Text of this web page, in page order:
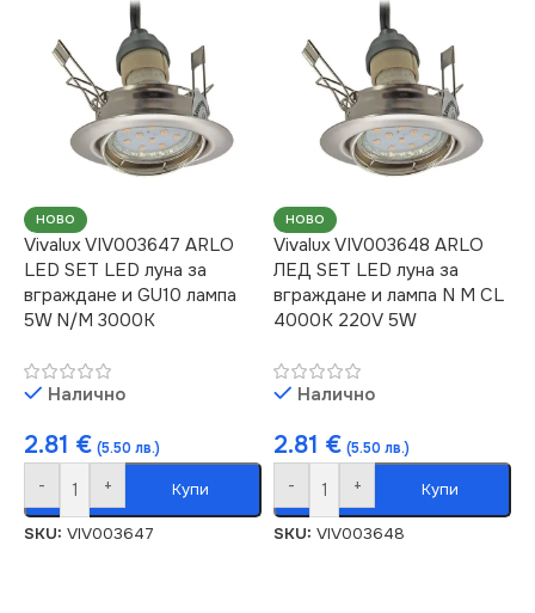
НОВО
Vivalux VIV003647 ARLO
LED SET LED луна за
вграждане и GU10 лампа
5W N/M 3000K
Налично
2.81 € (5.50 лв.)
- + Купи
SKU: VIV003647
НОВО
Vivalux VIV003648 ARLO
ЛЕД SET LED луна за
вграждане и лампа N M CL
4000K 220V 5W
Налично
2.81 € (5.50 лв.)
- + Купи
SKU: VIV003648